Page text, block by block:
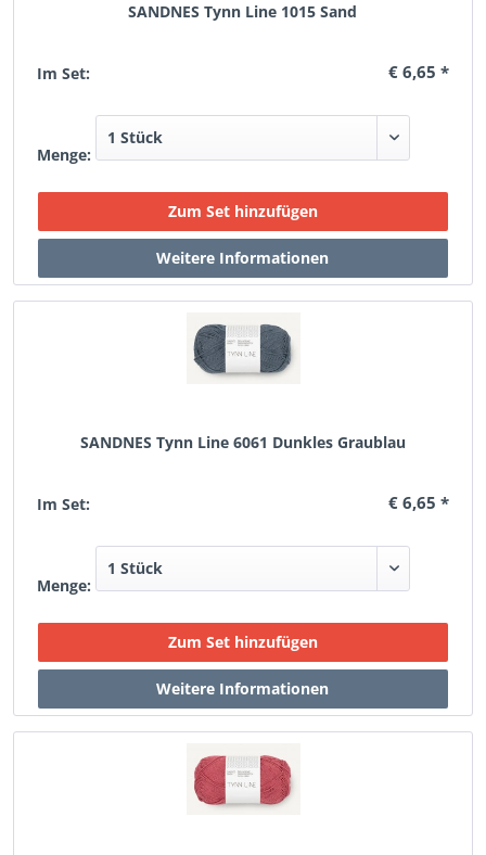
SANDNES Tynn Line 1015 Sand
Im Set: € 6,65 *
Menge:
SANDNES Tynn Line 6061 Dunkles Graublau
Im Set: € 6,65 *
Menge: